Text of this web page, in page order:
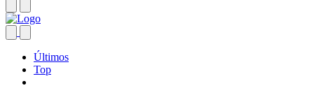
Últimos
Top